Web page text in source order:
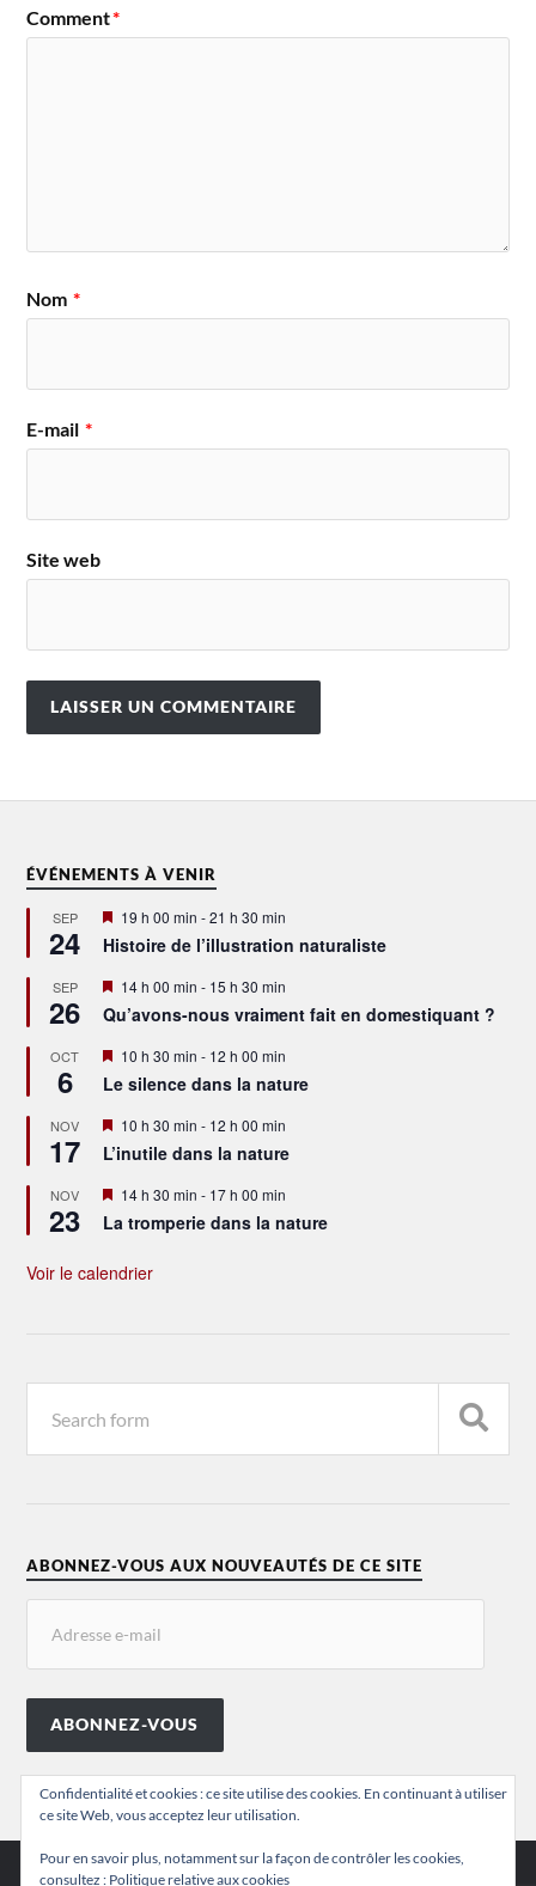
Comment*
Nom *
E-mail *
Site web
ÉVÉNEMENTS À VENIR
SEP
24
Mis
avant
19 h 00 min -21 h 30 min
Histoire de l’illustration naturaliste
SEP
26
Mis
en
avant
14 h 00 min - 15 h 30 min
Qu’avons-nous vraiment fait en domestiquant ?
OCT
6
Mis
avant
10 h 30 min - 12 h 00 min
Le silence dans la nature
NOV
17
Mis
avant
10 h 30 min - 12 h 00 min
L’inutile dans la nature
NOV
23
Mis
avant
14 h 30 min - 17 h 00 min
La tromperie dans la nature
Voir le calendrier
ABONNEZ-VOUS AUX NOUVEAUTÉS DE CE SITE
ABONNEZ-VOUS
Confidentialité et cookies : ce site utilise des cookies. En continuant à utiliser
ce site Web, vous acceptez leur utilisation.
Pour en savoir plus, notamment sur la façon de contrôler les cookies,
consultez : Politique relative aux cookies